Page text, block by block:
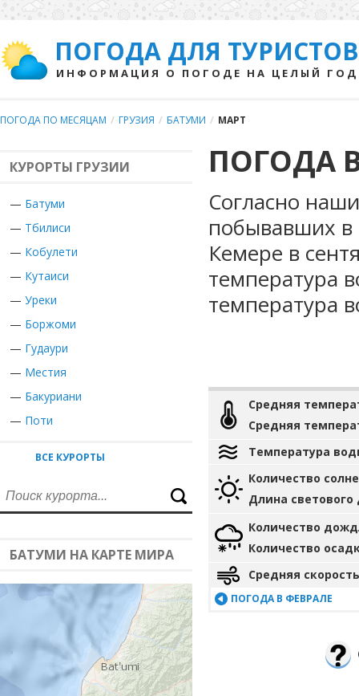
ПОГОДА ДЛЯ ТУРИСТОВ
ИНФОРМАЦИЯ О ПОГОДЕ НА ЦЕЛЫЙ ГОД
ПОГОДА ПО МЕСЯЦАМ / ГРУЗИЯ / БАТУМИ / МАРТ
КУРОРТЫ ГРУЗИИ
— Батуми
— Тбилиси
— Кобулети
— Кутаиси
— Уреки
— Боржоми
— Гудаури
— Местия
— Бакуриани
— Поти
ВСЕ КУРОРТЫ
БАТУМИ НА КАРТЕ МИРА
ПОГОДА
Согласно
побывавших в
Кемере в
температура
температура
Средняя
Средняя
Температура
Количество
Длина светового
Количество
Количество
Средняя
ПОГОДА В ФЕВРАЛЕ